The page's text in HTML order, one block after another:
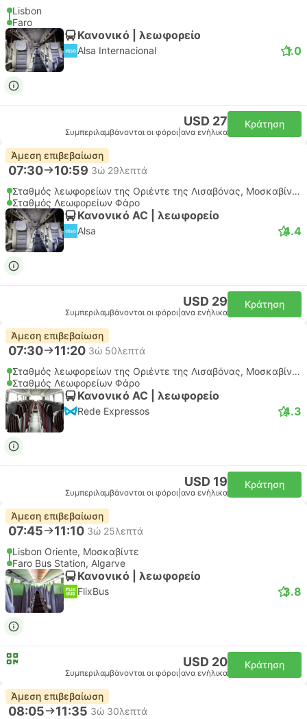
Lisbon
Faro
Κανονικό | λεωφορείο
Alsa Internacional 1.0
USD 27
Συμπεριλαμβάνονται οι φόροι ανα ενήλικα
Κράτηση
Άμεση επιβεβαίωση
07:30 10:59 3ώ 29λεπτά
Σταθμός λεωφορείων της Οριέντε της Λισαβόνας, Μοσκαβίντε
Σταθμός Λεωφορείων Φάρο
Κανονικό AC | λεωφορείο
Alsa 4.4
USD 29
Συμπεριλαμβάνονται οι φόροι ανα ενήλικα
Κράτηση
Άμεση επιβεβαίωση
07:30 11:20 3ώ 50λεπτά
Σταθμός λεωφορείων της Οριέντε της Λισαβόνας, Μοσκαβίντε
Σταθμός Λεωφορείων Φάρο
Κανονικό AC | λεωφορείο
Rede Expressos 4.3
USD 19
Συμπεριλαμβάνονται οι φόροι ανα ενήλικα
Κράτηση
Άμεση επιβεβαίωση
07:45 11:10 3ώ 25λεπτά
Lisbon Oriente, Μοσκαβίντε
Faro Bus Station, Algarve
Κανονικό | λεωφορείο
FlixBus 3.8
USD 20
Συμπεριλαμβάνονται οι φόροι ανα ενήλικα
Κράτηση
Άμεση επιβεβαίωση
08:05 11:35 3ώ 30λεπτά